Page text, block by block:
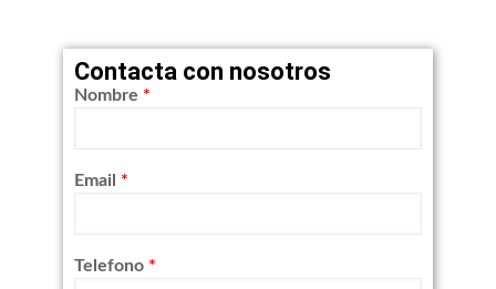
Contacta con nosotros
Nombre *
Email *
Telefono *